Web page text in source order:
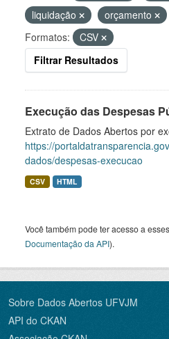
liquidação
orçamento
Formatos:
CSV
Filtrar Resultados
Execução das Despesas
Extrato de Dados Abertos por
https://
dados/despesas-execucao
CSV HTML
Você também pode ter acesso a
Documentação da API).
Sobre Dados Abertos UFVJM
API do CKAN